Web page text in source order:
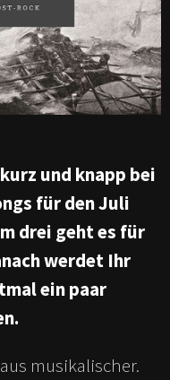
und knapp bei
für den Juli
drei geht es für
werdet Ihr
ein paar
musikalischer.